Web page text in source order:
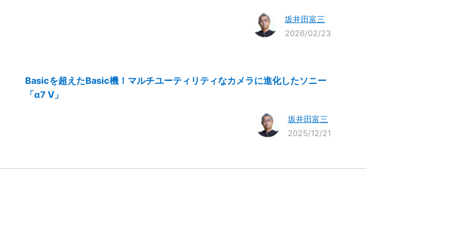
坂井田富三
2026/02/23
Basicを超えたBasic機！マルチユーティリティなカメラに進化したソニー
「α7 V」
坂井田富三
2025/12/21